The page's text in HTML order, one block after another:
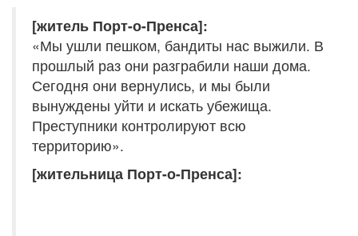
[житель Порт-о-Пренса]:
«Мы ушли пешком, бандиты нас выжили. В
прошлый раз они разграбили наши дома.
Сегодня они вернулись, и мы были
вынуждены уйти и искать убежища.
Преступники контролируют всю
территорию».
[жительница Порт-о-Пренса]: